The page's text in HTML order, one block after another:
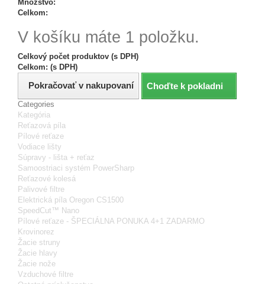
Množstvo:
Celkom:
V košíku máte 1 položku.
Celkový počet produktov (s DPH)
Celkom: (s DPH)
Pokračovať v nakupovaní Choďte k pokladni
Categories
Kategória
Reťazová píla
Pílové reťaze
Vodiace lišty
Súpravy - lišta + reťaz
Samoostriaci systém PowerSharp
Reťazové kolesá
Palivové filtre
Elektrická píla Oregon CS1500
SpeedCut™ Nano
Pílové reťaze - ŠPECIÁLNA PONUKA 4+1 ZADARMO
Krovinorez
Žacie struny
Žacie hlavy
Žacie nože
Vzduchové filtre